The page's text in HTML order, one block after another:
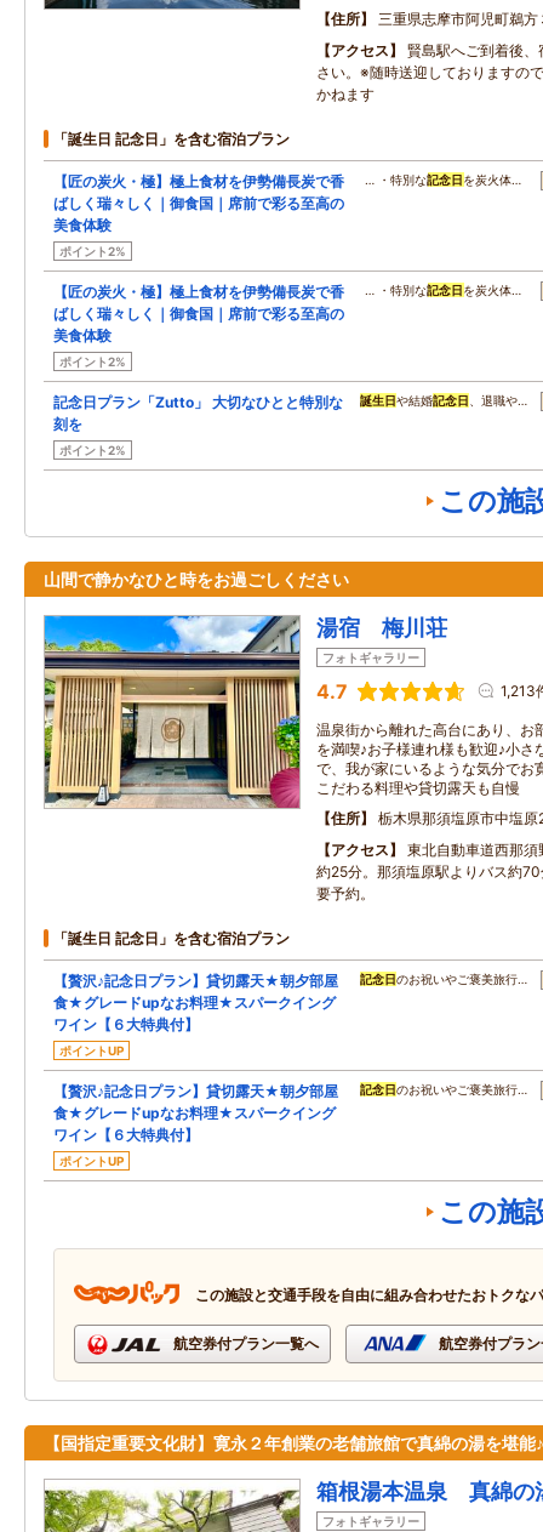
住所
三重県志摩市阿児町鵜
アクセス
賢島駅へご到着後
さい。※随時送迎しておりますの
かねます
「誕生日 記念日」を含む宿泊プラン
【匠の炭火・極】極上食材を伊勢備長炭で香
ばしく瑞々しく｜御食国｜席前で彩る至高の
美食体験
ポイント2%
… ・特別な記念日 を炭火体…
【匠の炭火・極】極上食材を伊勢備長炭で香
ばしく瑞々しく｜御食国｜席前で彩る至高の
美食体験
ポイント2%
… ・特別な記念日 を炭火体…
記念日プラン「Zutto」 大切なひとと特別な
刻を
ポイント2%
誕生日や結婚記念日 、退職や…
この施
山間で静かなひと時をお過ごしください
湯宿 梅川荘
フォトギャラリー
4.7 1,213
温泉街から離れた高台にあり、お
を満喫♪お子様連れ様も歓迎♪小さ
で、我が家にいるような気分でお
こだわる料理や貸切露天も自慢
住所
栃木県那須塩原市中塩
アクセス
東北自動車道西那
約25分。那須塩原駅よりバス約
要予約。
「誕生日 記念日」を含む宿泊プラン
【贅沢♪記念日プラン】貸切露天★朝夕部屋
食★グレードupなお料理★スパークイング
ワイン【６大特典付】
ポイントUP
記念日のお祝いやご褒美旅行…
【贅沢♪記念日プラン】貸切露天★朝夕部屋
食★グレードupなお料理★スパークイング
ワイン【６大特典付】
ポイントUP
記念日のお祝いやご褒美旅行…
この施
この施設と交通手段を自由に組み合わせたおトクな
航空券付プラン一覧へ 航空券付プラ
【国指定重要文化財】寛永２年創業の老舗旅館で真綿の湯を堪能♪
箱根湯本温泉 真綿
フォトギャラリー